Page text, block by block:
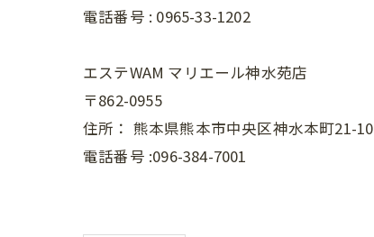
電話番号 : 0965-33-1202
エステWAM マリエール神水苑店
〒862-0955
住所： 熊本県熊本市中央区神水本町21-10
電話番号 :096-384-7001